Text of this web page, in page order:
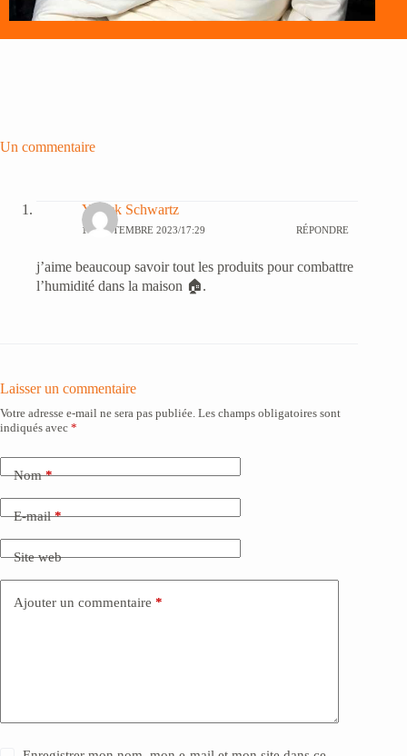
Un commentaire
Yanick Schwartz
16 SEPTEMBRE 2023/17:29 RÉPONDRE
j’aime beaucoup savoir tout les produits pour combattre
l’humidité dans la maison 🏠.
Laisser un commentaire
Votre adresse e-mail ne sera pas publiée. Les champs obligatoires sont
indiqués avec *
Nom*
E-mail*
Site web
Ajouter un commentaire *